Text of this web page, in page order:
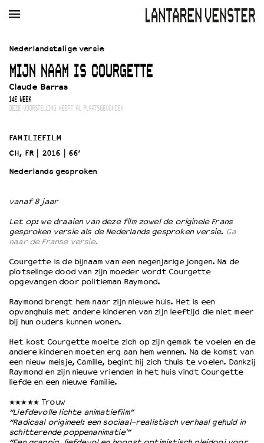
AGENDA FILM MUZIEK
Winkelmandje
Zoek
PLAN JE BEZOEK
Bereikbaarheid
Kaartverkoop
Schoolvoorstellingen
Filmprogramma’s Primair Onderwijs
Filmprogramma’s VO/MBO
Wat we doen
Werken bij
Wie is wie
Word vriend
Historie
Partners
Privacyverklaring
Integriteits- en gedragscode
Duurzaamheid
Nederlandstalige versie
MIJN NAAM IS COURGETTE
Claude Barras
14E WEEK
DEZE VOORSTELLING HEEFT AL PLAATSGEVONDEN
FAMILIEFILM
CH, FR
2016
66’
Nederlands gesproken
vanaf 8 jaar
Let op: we draaien van deze film zowel de originele Frans
gesproken versie als de Nederlands gesproken versie. Ga
naar de Franse versie.
Courgette is de bijnaam van een negenjarige jongen. Na de
plotselinge dood van zijn moeder wordt Courgette
opgevangen door politieman Raymond.
Raymond brengt hem naar zijn nieuwe huis. Het is een
opvanghuis met andere kinderen van zijn leeftijd die niet meer
bij hun ouders kunnen wonen.
Het kost Courgette moeite zich op zijn gemak te voelen en de
andere kinderen moeten erg aan hem wennen. Na de komst van
een nieuw meisje, Camille, begint hij zich thuis te voelen. Dankzij
Raymond en zijn nieuwe vrienden in het huis vindt Courgette
liefde en een nieuwe familie.
★★★★★ Trouw
“Liefdevolle lichte animatiefilm”
“Radicaal origineel: een sociaal-realistisch verhaal gehuld in
schitterende poppenanimatie'”